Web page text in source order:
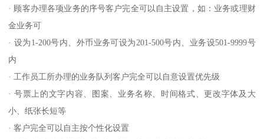
· 顾客办理各项业务的序号客户完全可以自主设置，如：业务或理财
金业务可
· 设为1-200号内、外币业务可设为201-500号内、业务设501-9999号
内
· 工作员工所办理的业务队列客户完全可以自意设置优先级
· 号票上的文字内容、图案、业务名称、时间格式、更改字体及大
小、纸张长短等
· 客户完全可以自主按个性化设置